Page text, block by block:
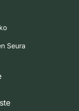
Seura